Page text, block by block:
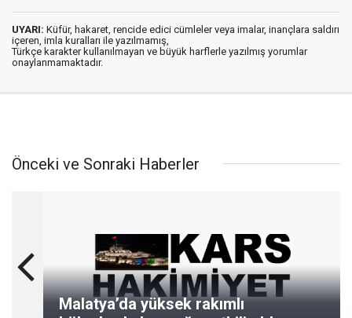
UYARI: Küfür, hakaret, rencide edici cümleler veya imalar, inançlara saldırı
içeren, imla kuralları ile yazılmamış,
Türkçe karakter kullanılmayan ve büyük harflerle yazılmış yorumlar
onaylanmamaktadır.
Önceki ve Sonraki Haberler
Malatya’da yüksek rakımlı